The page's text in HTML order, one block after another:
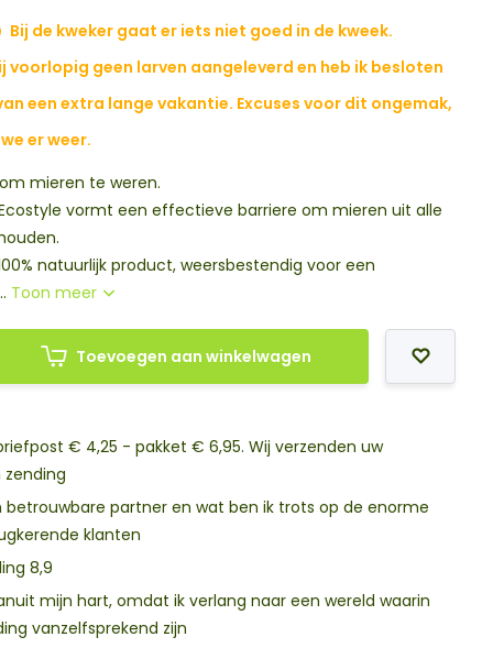
Bij de kweker gaat er iets niet goed in de kweek.
voorlopig geen larven aangeleverd en heb ik besloten
een extra lange vakantie. Excuses voor dit ongemak,
er weer.
mieren te weren.
vormt een effectieve barriere om mieren uit alle
natuurlijk product, weersbestendig voor een
Toon meer
Toevoegen aan winkelwagen
€ 4,25 - pakket € 6,95. Wij verzenden uw
zending
partner en wat ben ik trots op de enorme
klanten
8,9
vanzelfsprekend zijn